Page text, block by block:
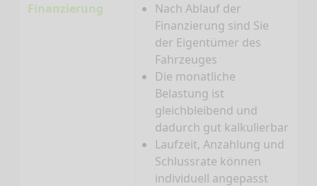
Finanzierung
Nach Ablauf der
Finanzierung sind Sie
der Eigentümer des
Fahrzeuges
Die monatliche
Belastung ist
gleichbleibend und
dadurch gut kalkulierbar
Laufzeit, Anzahlung und
Schlussrate können
individuell angepasst